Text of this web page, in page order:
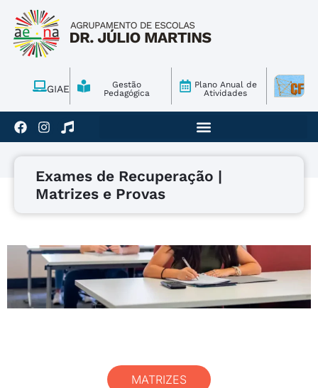
GIAE
Gestão
Pedagógica
Plano Anual de
Atividades
Exames de Recuperação |
Matrizes e Provas
MATRIZES